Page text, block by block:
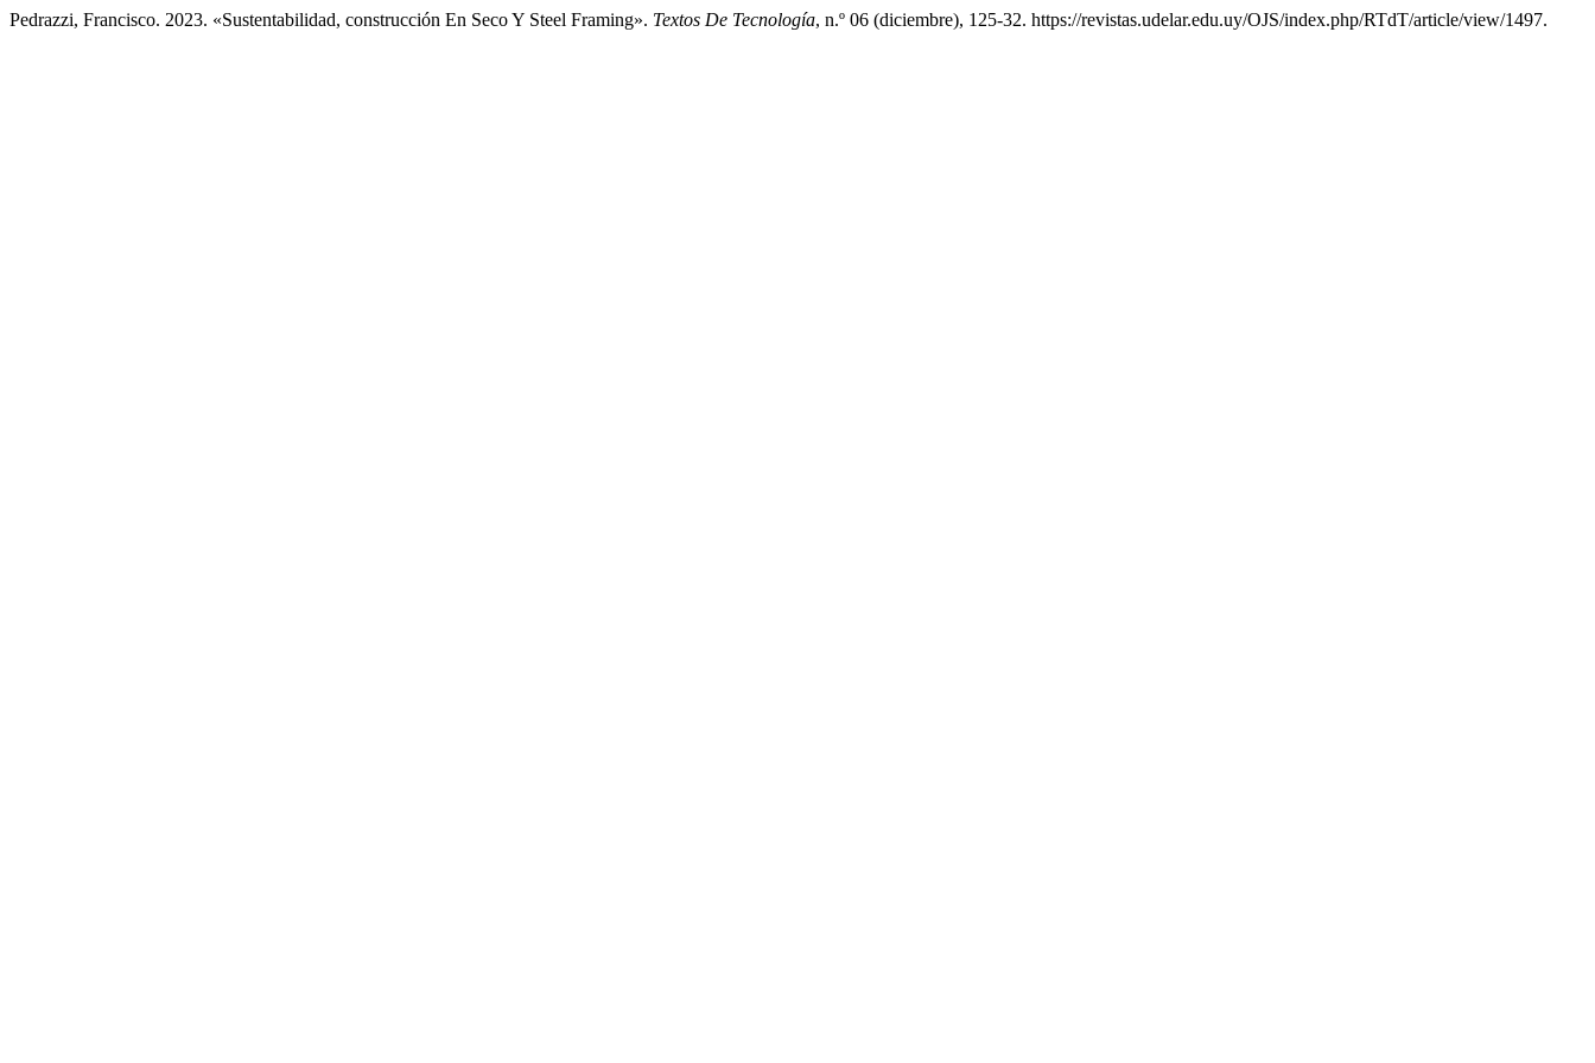
Pedrazzi, Francisco. 2023. «Sustentabilidad, construcción En Seco Y Steel Framing». Textos De Tecnología, n.º 06 (diciembre), 125-32. https://revistas.udelar.edu.uy/OJS/index.php/RTdT/article/view/1497.